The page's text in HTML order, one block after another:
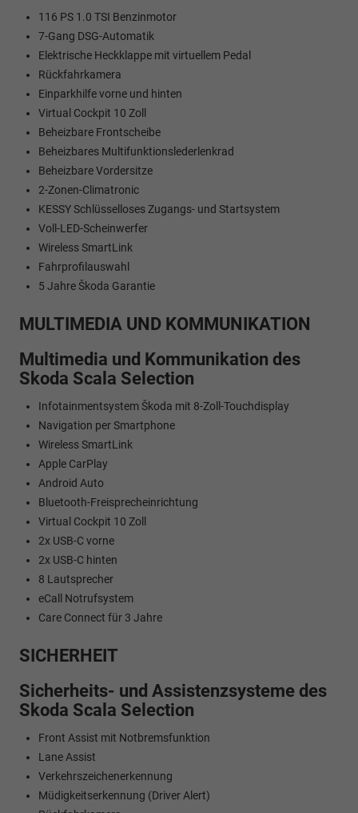
116 PS 1.0 TSI Benzinmotor
7-Gang DSG-Automatik
Elektrische Heckklappe mit virtuellem Pedal
Rückfahrkamera
Einparkhilfe vorne und hinten
Virtual Cockpit 10 Zoll
Beheizbare Frontscheibe
Beheizbares Multifunktionslederlenkrad
Beheizbare Vordersitze
2-Zonen-Climatronic
KESSY Schlüsselloses Zugangs- und Startsystem
Voll-LED-Scheinwerfer
Wireless SmartLink
Fahrprofilauswahl
5 Jahre Škoda Garantie
MULTIMEDIA UND KOMMUNIKATION
Multimedia und Kommunikation des
Skoda Scala Selection
Infotainmentsystem Škoda mit 8-Zoll-Touchdisplay
Navigation per Smartphone
Wireless SmartLink
Apple CarPlay
Android Auto
Bluetooth-Freisprecheinrichtung
Virtual Cockpit 10 Zoll
2x USB-C vorne
2x USB-C hinten
8 Lautsprecher
eCall Notrufsystem
Care Connect für 3 Jahre
SICHERHEIT
Sicherheits- und Assistenzsysteme des
Skoda Scala Selection
Front Assist mit Notbremsfunktion
Lane Assist
Verkehrszeichenerkennung
Müdigkeitserkennung (Driver Alert)